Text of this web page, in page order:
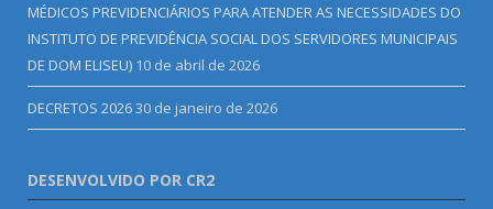
MÉDICOS PREVIDENCIÁRIOS PARA ATENDER AS NECESSIDADES DO
INSTITUTO DE PREVIDÊNCIA SOCIAL DOS SERVIDORES MUNICIPAIS
DE DOM ELISEU) 10 de abril de 2026
DECRETOS 202630 de janeiro de 2026
DESENVOLVIDO POR CR2